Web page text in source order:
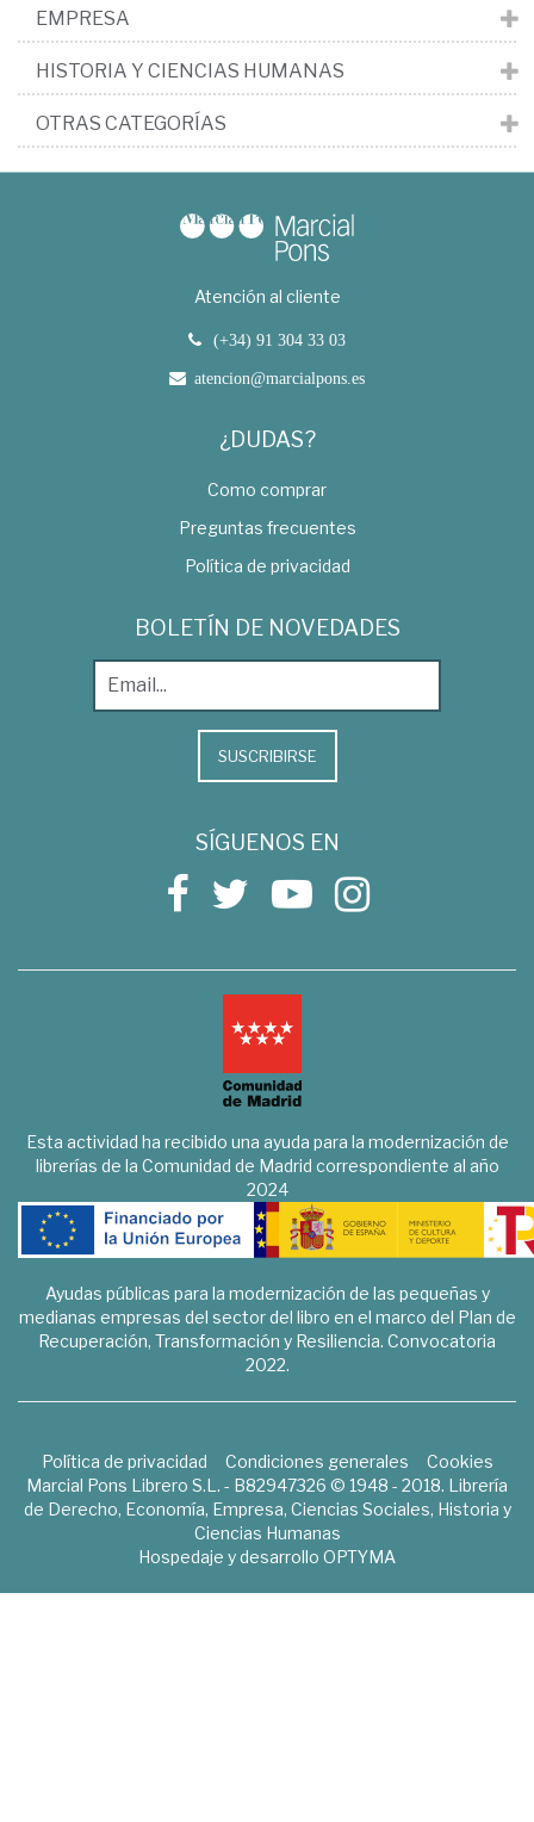
EMPRESA
HISTORIA Y CIENCIAS HUMANAS
OTRAS CATEGORÍAS
Atención al cliente
(+34) 91 304 33 03
atencion@marcialpons.es
¿DUDAS?
Como comprar
Preguntas frecuentes
Política de privacidad
BOLETÍN DE NOVEDADES
SUSCRIBIRSE
SÍGUENOS EN
Esta actividad ha recibido una ayuda para la modernización de
librerías de la Comunidad de Madrid correspondiente al año
2024
Ayudas públicas para la modernización de las pequeñas y
medianas empresas del sector del libro en el marco del Plan de
Recuperación, Transformación y Resiliencia. Convocatoria
2022.
Política de privacidad Condiciones generales
Cookies
Marcial Pons Librero S.L. - B82947326 © 1948 - 2018. Librería
de Derecho, Economía, Empresa, Ciencias Sociales, Historia y
Ciencias Humanas
Hospedaje y desarrollo OPTYMA